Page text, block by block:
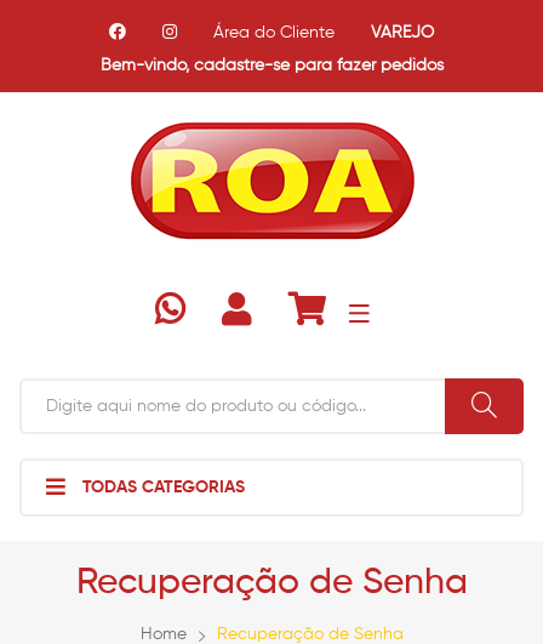
Bem-vindo, cadastre-se para fazer pedidos
Área do Cliente VAREJO
TODAS CATEGORIAS
Recuperação de Senha
Home Recuperação de Senha